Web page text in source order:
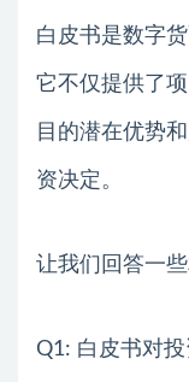
白皮书是数字
它不仅提供了
目的潜在优势
资决定。
让我们回答一些
Q1: 白皮书对